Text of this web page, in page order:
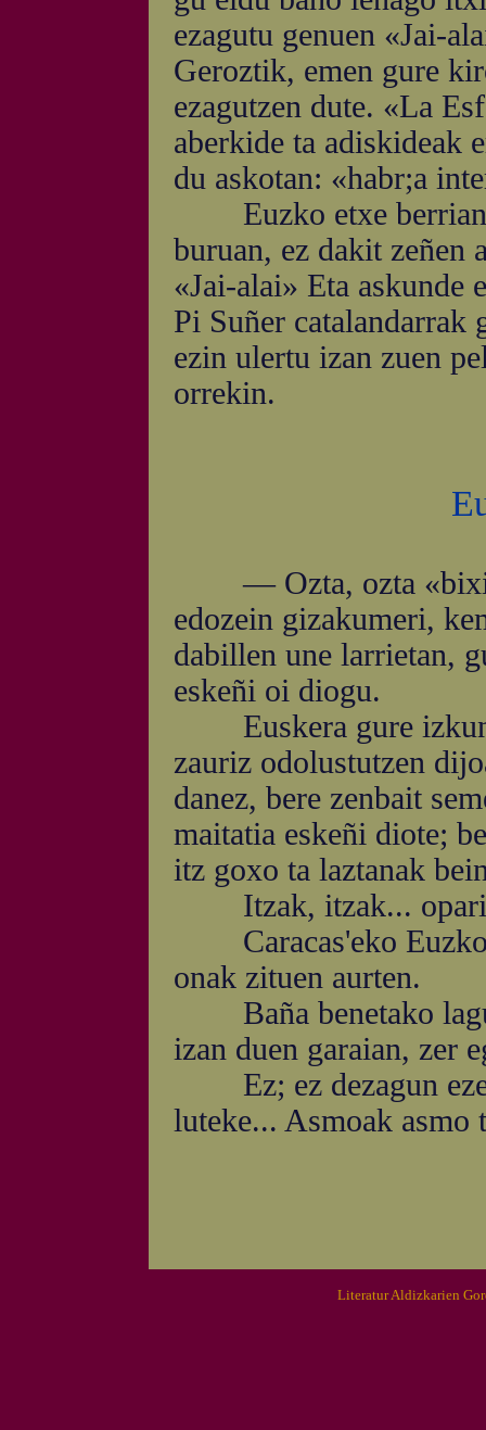
ezagutu genuen «Jai-
Geroztik, emen gure
ezagutzen dute. «La
aberkide ta adiskideak
du askotan: «habr;a
Euzko etxe berrian
buruan, ez dakit zeñen
«Jai-alai» Eta askunde
Pi Suñer catalandarrak
ezin ulertu izan zuen
orrekin.
— Ozta, ozta
edozein gizakumeri,
dabillen une larrietan,
eskeñi oi diogu.
Euskera gure
zauriz odolustutzen
danez, bere zenbait
maitatia eskeñi diote;
itz goxo ta laztanak
Itzak, itzak... opari
Caracas'eko Euzko
onak zituen aurten.
Baña benetako
izan duen garaian, zer
Ez; ez dezagun
luteke... Asmoak
Literatur Aldizkarien